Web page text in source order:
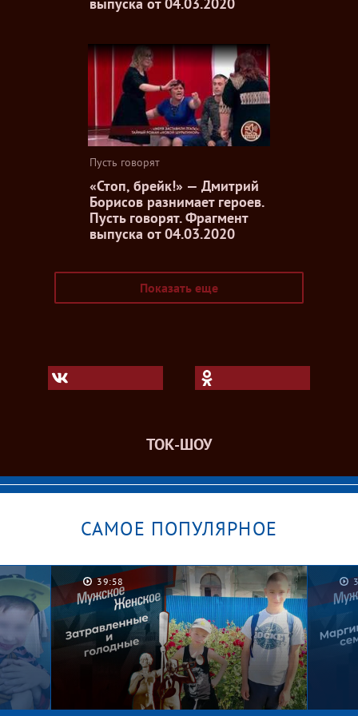
Пусть говорят
«Стоп, брейк!» — Дмитрий
Борисов разнимает героев.
Пусть говорят. Фрагмент
выпуска от 04.03.2020
Показать еще
ТОК-ШОУ
САМОЕ ПОПУЛЯРНОЕ
39:58